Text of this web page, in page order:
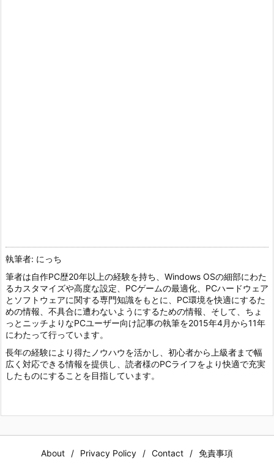
執筆者: にっち
筆者は自作PC歴20年以上の経験を持ち、Windows OSの細部にわた
るカスタマイズや高度な設定、PCゲームの最適化、PCハードウェア
とソフトウェアに関する専門知識をもとに、PC環境を快適にするた
めの情報、不具合に遭わないようにするための情報、そして、ちょ
っとニッチよりなPCユーザー向け記事の執筆を2015年4月から11年
にわたって行っています。
長年の経験により得たノウハウを活かし、初心者から上級者まで幅
広く対応できる情報を提供し、読者様のPCライフをより快適で充実
したものにすることを目指しています。
About Privacy Policy Contact 免責事項